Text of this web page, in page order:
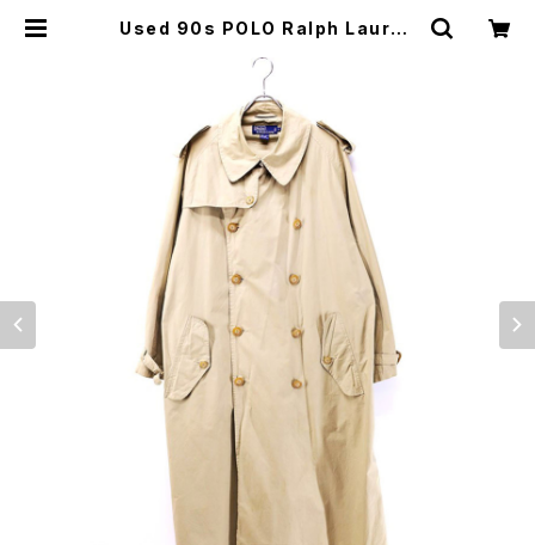
Used 90s POLO Ralph Lauren
reasted Trench Coat Size M
古着 | ear vintage&culture sto
re